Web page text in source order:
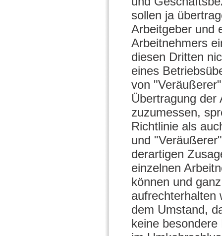
sollen ja
Arbeitgeber und
Arbeitnehmers
diesen Dritten
eines
von
Übertragung der
zuzumessen,
Richtlinie als
und
derartigen
einzelnen
können und
aufrechterhalten
dem Umstand,
keine